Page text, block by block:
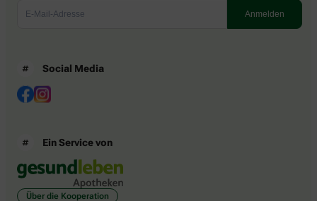
Social Media
Ein Service von
Über die Kooperation